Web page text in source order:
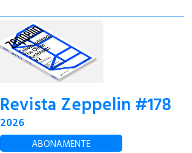
Revista Zeppelin #178
2026
ABONAMENTE